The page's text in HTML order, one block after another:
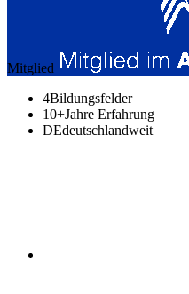
Mitglied
4Bildungsfelder
10+Jahre Erfahrung
DEdeutschlandweit